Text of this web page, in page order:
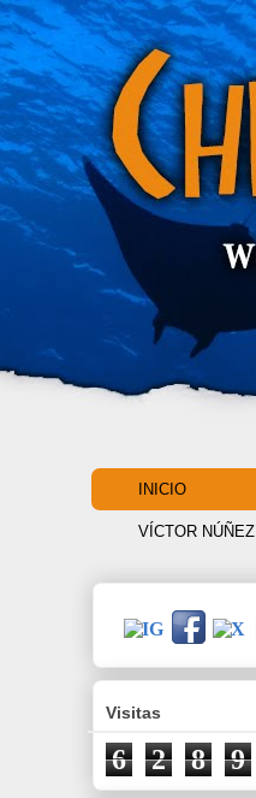
INICIO
VÍCTOR NÚÑEZ
Visitas
6 2 8 9